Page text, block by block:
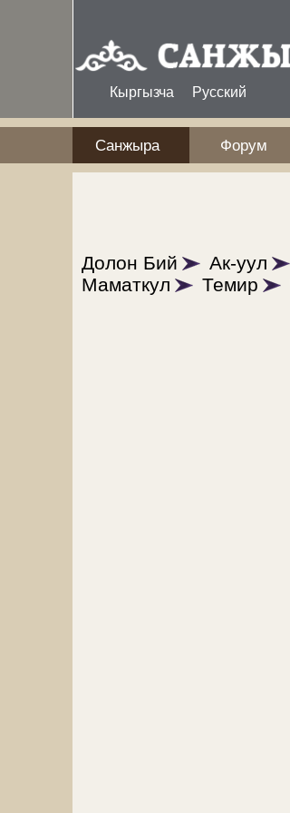
Кыргызча Русский
Санжыра Форум
Долон Бий Ак-уул
Маматкул
Темир